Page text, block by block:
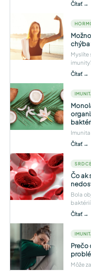
Čítať →
chýba
Myslíte
Čítať →
Čítať →
Čo ak
Bola
baktérií
Čítať →
Prečo
Môže